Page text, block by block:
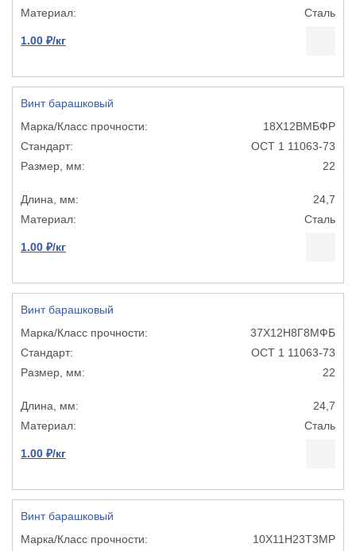
Сталь
1.00 ₽/кг
Винт барашковый
18Х12ВМБФР
ОСТ 1 11063-73
22
24,7
Сталь
1.00 ₽/кг
Винт барашковый
37Х12Н8Г8МФБ
ОСТ 1 11063-73
22
24,7
Сталь
1.00 ₽/кг
Винт барашковый
10Х11Н23Т3МР